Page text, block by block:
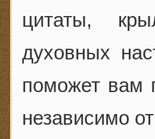
цитаты,
духовных
поможет вам
независимо